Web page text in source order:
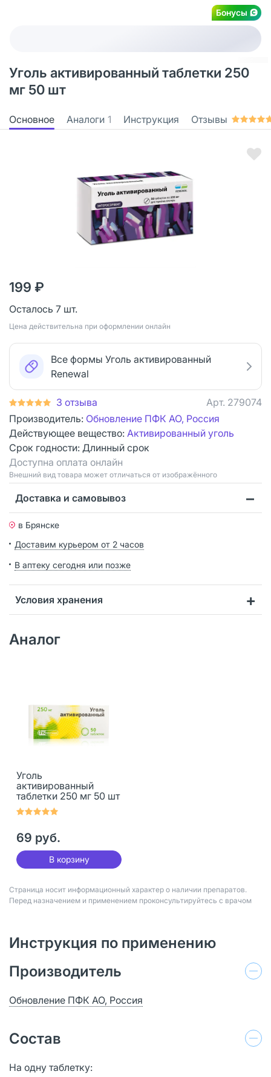
Бонусы
Уголь активированный таблетки 250
мг 50 шт
Основное Аналоги 1 Инструкция Отзывы
199 ₽
Осталось 7 шт.
Цена действительна при оформлении онлайн
Все формы Уголь активированный
Renewal
3 отзыва Арт. 279074
Производитель: Обновление ПФК АО, Россия
Действующее вещество: Активированный уголь
Срок годности: Длинный срок
Доступна оплата онлайн
Bнешний вид товара может отличаться от изображённого
Доставка и самовывоз
в Брянске
Доставим курьером от 2 часов
В аптеку сегодня или позже
Условия хранения
Аналог
Уголь
активированный
таблетки 250 мг 50 шт
69 руб.
В корзину
Страница носит информационный характер о наличии препаратов.
Перед назначением и применением проконсультируйтесь с врачом
Инструкция по применению
Производитель
Обновление ПФК АО, Россия
Состав
На одну таблетку: